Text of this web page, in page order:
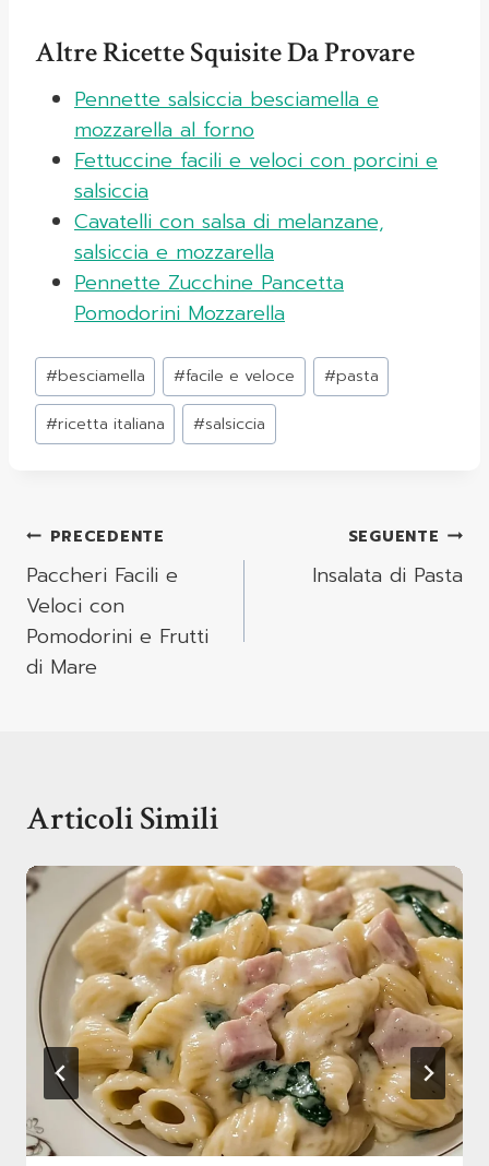
Altre Ricette Squisite Da Provare
Pennette salsiccia besciamella e
mozzarella al forno
Fettuccine facili e veloci con porcini e
salsiccia
Cavatelli con salsa di melanzane,
salsiccia e mozzarella
Pennette Zucchine Pancetta
Pomodorini Mozzarella
Tag
articolo:
#besciamella #facile e veloce #pasta
#ricetta italiana #salsiccia
Navigazione
Articoli
PRECEDENTE
Paccheri Facili e
Veloci con
Pomodorini e Frutti
di Mare
SEGUENTE
Insalata di Pasta
Articoli Simili